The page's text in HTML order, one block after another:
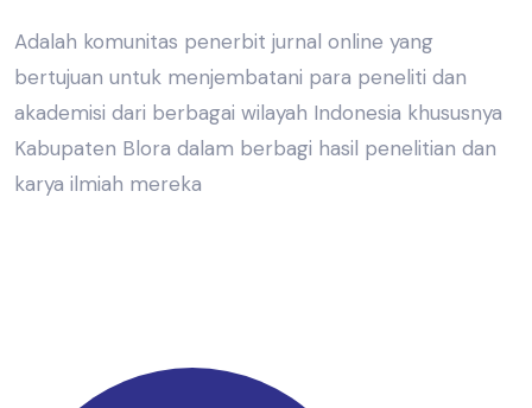
Adalah komunitas penerbit jurnal online yang
bertujuan untuk menjembatani para peneliti dan
akademisi dari berbagai wilayah Indonesia khususnya
Kabupaten Blora dalam berbagi hasil penelitian dan
karya ilmiah mereka